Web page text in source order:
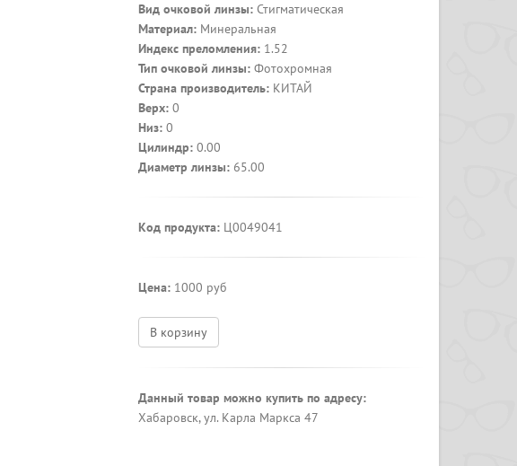
Вид очковой линзы: Стигматическая
Материал: Минеральная
Индекс преломления: 1.52
Тип очковой линзы: Фотохромная
Страна производитель: КИТАЙ
Верх: 0
Низ: 0
Цилиндр: 0.00
Диаметр линзы: 65.00
Код продукта: Ц0049041
Цена: 1000 руб
В корзину
Данный товар можно купить по адресу:
Хабаровск, ул. Карла Маркса 47